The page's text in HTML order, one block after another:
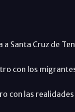
a Santa Cruz de
con los
con las